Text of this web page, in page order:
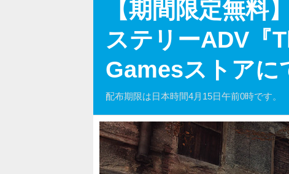
【期間限定無料
ステリーADV『
Gamesストアに
配布期限は日本時間4月15日午前0時です。